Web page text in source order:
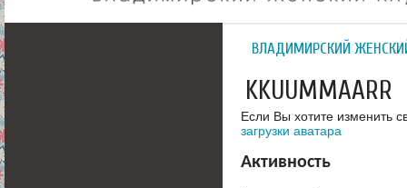
ВЛАДИМИРСКИЙ
KKUUMMAARR
Если Вы хотите изменить
загрузки аватара
Активность